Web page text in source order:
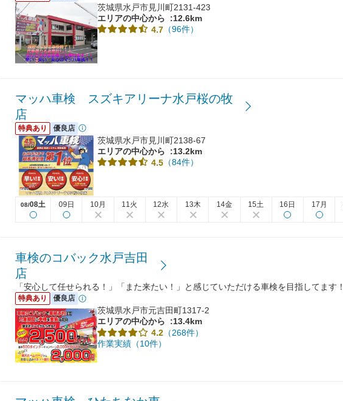
茨城県水戸市見川町2131-423
エリアの中心から
:12.6km
4.7 （96件）
マッハ車検 スズキアリーナ水戸桜の牧
店
特典あり 優良店
茨城県水戸市見川町2138-67
エリアの中心から
:13.2km
4.5 （84件）
08/08土 09日 10月 11火 12水 13木 14金 15土 16日 17月
車検のコバック水戸吉田
店
「安心して任せられる！」「また来たい！」と感じていただける車検を目指してます！
特典あり 優良店
茨城県水戸市元吉田町1317-2
エリアの中心から
:13.4km
4.2 （268件）
作業実績（10件）